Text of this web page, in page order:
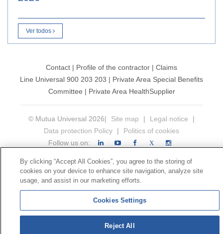
Ver todos
Contact | Profile of the contractor | Claims
Line Universal 900 203 203 | Private Area Special Benefits
Committee | Private Area HealthSupplier
© Mutua Universal 2026| Site map | Legal notice
|
Data protection Policy
|
Politics of cookies
Follow us on:
X
By clicking “Accept All Cookies”, you agree to the storing of
cookies on your device to enhance site navigation, analyze site
usage, and assist in our marketing efforts.
Cookies Settings
Reject All